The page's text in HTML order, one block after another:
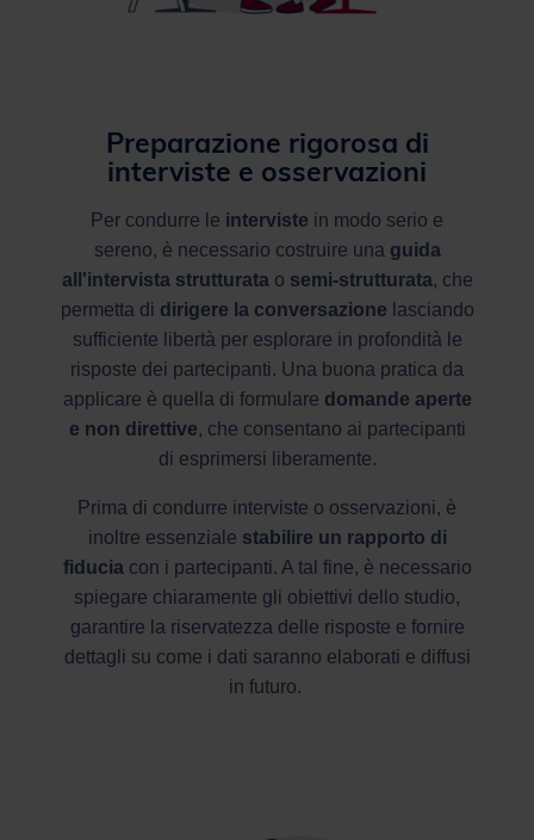
Preparazione rigorosa di
interviste e osservazioni
Per condurre le interviste in modo serio e
sereno, è necessario costruire una guida
all'intervista strutturata o semi-strutturata, che
permetta di dirigere la conversazione lasciando
sufficiente libertà per esplorare in profondità le
risposte dei partecipanti. Una buona pratica da
applicare è quella di formulare domande aperte
e non direttive, che consentano ai partecipanti
di esprimersi liberamente.
Prima di condurre interviste o osservazioni, è
inoltre essenziale stabilire un rapporto di
fiducia con i partecipanti. A tal fine, è necessario
spiegare chiaramente gli obiettivi dello studio,
garantire la riservatezza delle risposte e fornire
dettagli su come i dati saranno elaborati e diffusi
in futuro.